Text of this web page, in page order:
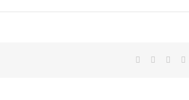
Facebook Reddit